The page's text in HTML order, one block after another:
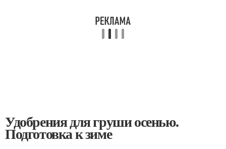
Удобрения для груши осенью.
Подготовка к зиме